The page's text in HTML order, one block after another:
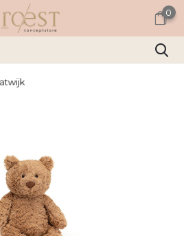
0
Wekelijks nieuwe items